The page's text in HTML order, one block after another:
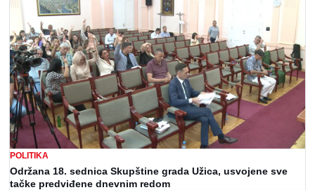
POLITIKA
Održana 18. sednica Skupštine grada Užica, usvojene sve
tačke predviđene dnevnim redom